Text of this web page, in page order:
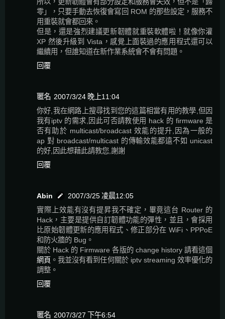
所以，更新韌體會有部分設定和服務會失效，但不是「歸
零」，只要手動去恢復會寫回 ROM 的那些設定，服務不
用重裝就會都回來。
但是，還是強烈建議更新韌體就重裝軟體啦！就像你灌
XP 然後升級到 Vista，感覺上面裝過的應用程式還可以
繼續用，但誰知道在新作業系統會不會有問題。
回覆
匿名 2007/3/24 晚上11:04
你好,我在網路上搜尋找到您的這篇相當有用的教學,但因
我有iptv 的需求,因此可否請教使用 hack 的 firmware 是
否有助於 multicast/broadcast 效能的提升,因為一般的
ap 對 broadcast/multicast 的傳輸效能都遠不如 unicast
的好,因此想藉此請教您,謝謝
回覆
Abin
2007/3/25 凌晨12:05
實際上效能有沒有提昇我不確定，畢竟這台 Router 的
Hack，主要是提供自訂韌體功能的彈性，並且，會採用
比原始韌體更新的應用程式、修正部分在 WiFi、PPPoE
和防火牆的 Bug。
關於 Hack 的 Firmware 各版的 change history 請看這個
網頁 。我並沒有看到任何關於 iptv streaming 效率優化的
調整。
回覆
匿名 2007/3/27 下午6:54